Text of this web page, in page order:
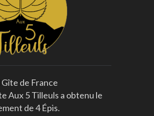
Gîte de France
Aux 5 Tilleuls a obtenu le
de 4 Épis.